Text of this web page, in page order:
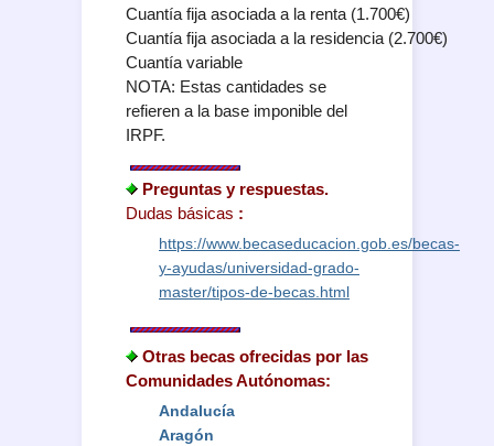
Cuantía fija asociada a la renta (1.700€)
Cuantía fija asociada a la residencia (2.700€)
Cuantía variable
NOTA: Estas cantidades se
refieren a la base imponible del
IRPF.
Preguntas y respuestas.
Dudas básicas :
https://www.becaseducacion.gob.es/becas-
y-ayudas/universidad-grado-
master/tipos-de-becas.html
Otras becas ofrecidas por las
Comunidades Autónomas:
Andalucía
Aragón